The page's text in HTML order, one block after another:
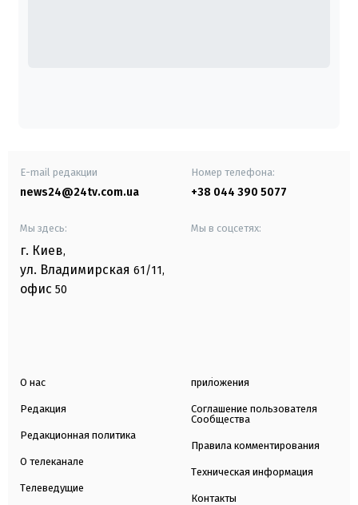
E-mail редакции
news24@24tv.com.ua
Номер телефона:
+38 044 390 5077
Мы здесь:
г. Киев,
ул. Владимирская 61/11,
офис 50
Мы в соцсетях:
О нас
Редакция
Редакционная политика
О телеканале
Телеведущие
приложения
Соглашение пользователя
Сообщества
Правила комментирования
Техническая информация
Контакты